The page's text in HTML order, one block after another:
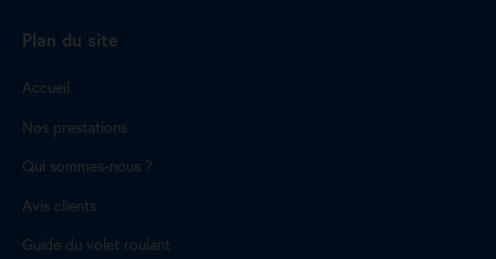
Plan du site
Accueil
Nos prestations
Qui sommes-nous ?
Avis clients
Guide du volet roulant